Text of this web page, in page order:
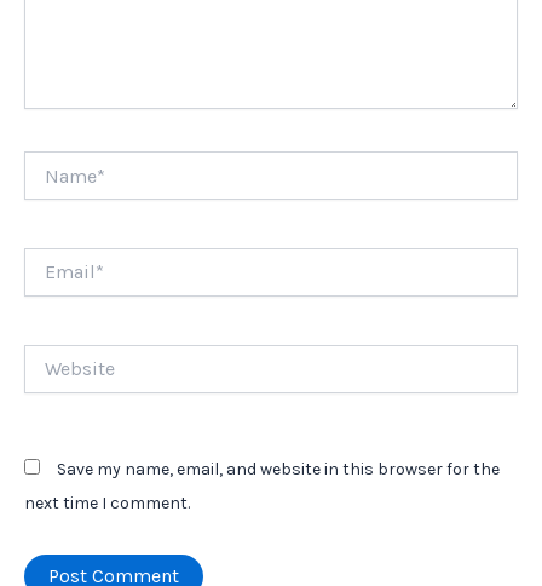
Save my name, email, and website in this browser for the
next time I comment.